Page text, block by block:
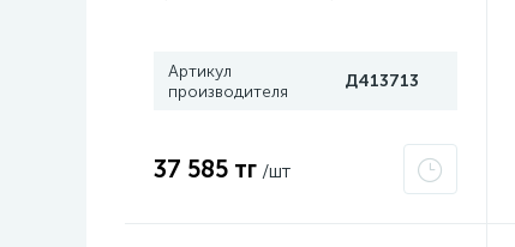
Артикул
производителя
Д413713
37 585 тг /шт